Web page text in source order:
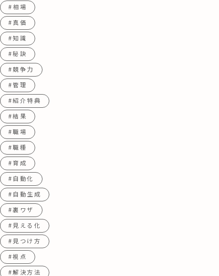
#相場
#真価
#知識
#秘訣
#競争力
#管理
#紹介特典
#結果
#職場
#職種
#育成
#自動化
#自動生成
#裏ワザ
#見える化
#見つけ方
#視点
#解決方法